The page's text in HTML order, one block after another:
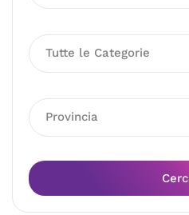
Tutte le Categorie
Provincia